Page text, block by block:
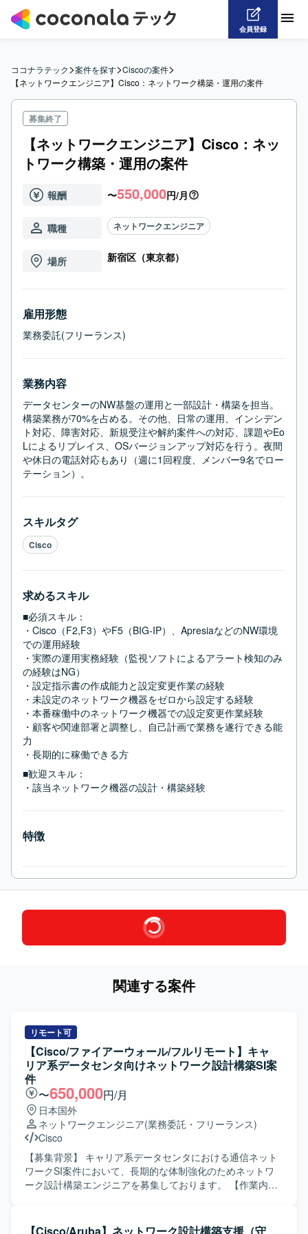
会員登録
ココナラテック>案件を探す>Ciscoの案件>
【ネットワークエンジニア】Cisco：ネットワーク構築・運用の案件
募集終了
【ネットワークエンジニア】Cisco：ネッ
トワーク構築・運用の案件
報酬 〜550,000円/月
職種 ネットワークエンジニア
場所 新宿区（東京都）
雇用形態
業務委託(フリーランス)
業務内容
データセンターのNW基盤の運用と一部設計・構築を担当。
構築業務が70%を占める。その他、日常の運用、インシデン
ト対応、障害対応、新規受注や解約案件への対応、課題やEo
Lによるリプレイス、OSバージョンアップ対応を行う。夜間
や休日の電話対応もあり（週に1回程度、メンバー9名でロー
テーション）。
スキルタグ
Cisco
求めるスキル
■必須スキル：
・Cisco（F2,F3）やF5（BIG-IP）、ApresiaなどのNW環境
での運用経験
・実際の運用実務経験（監視ソフトによるアラート検知のみ
の経験はNG）
・設定指示書の作成能力と設定変更作業の経験
・未設定のネットワーク機器をゼロから設定する経験
・本番稼働中のネットワーク機器での設定変更作業経験
・顧客や関連部署と調整し、自己計画で業務を遂行できる能
力
・長期的に稼働できる方
■歓迎スキル：
・該当ネットワーク機器の設計・構築経験
特徴
関連する案件
リモート可
【Cisco/ファイアーウォール/フルリモート】キャ
リア系データセンタ向けネットワーク設計構築SI案
件
〜650,000円/月
日本国外
ネットワークエンジニア(業務委託・フリーランス)
Cisco
【募集背景】 キャリア系データセンタにおける通信ネット
ワークSI案件において、長期的な体制強化のためネットワ
ーク設計構築エンジニアを募集しております。 【作業内
は以下を想定しております。 ・ネットワークの詳細設計